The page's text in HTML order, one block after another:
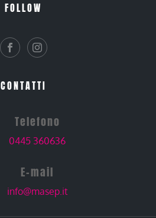
FOLLOW
CONTATTI
Telefono
0445 360636
E-mail
info@masep.it